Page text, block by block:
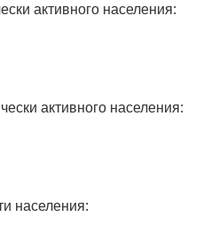
активного населения:
активного населения:
населения: